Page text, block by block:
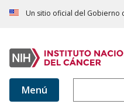
Un sitio oficial del Gobierno
Menú